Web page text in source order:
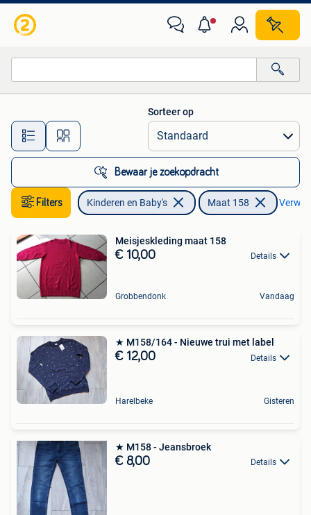
Alle afstanden…
Sorteer op
Bewaar je zoekopdracht
Filters Kinderen en Baby's Maat 158
Meisjeskleding maat 158
€ 10,00 Details
Grobbendonk Vandaag
★ M158/164 - Nieuwe trui met label
€ 12,00 Details
Harelbeke Gisteren
★ M158 - Jeansbroek
€ 8,00 Details